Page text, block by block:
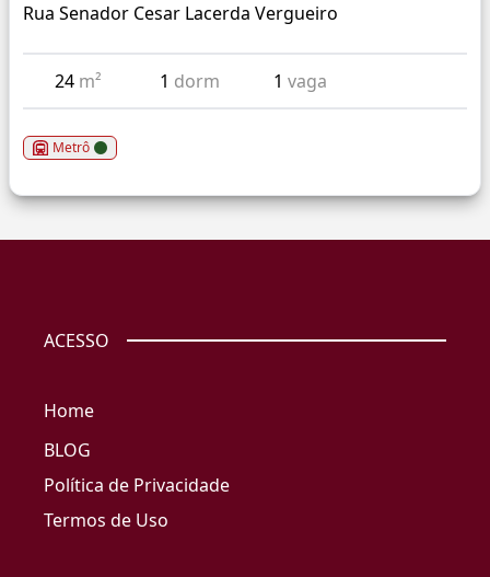
Rua Senador Cesar Lacerda Vergueiro
24 m² 1 dorm 1vaga
Metrô
ACESSO
Home
BLOG
Política de Privacidade
Termos de Uso